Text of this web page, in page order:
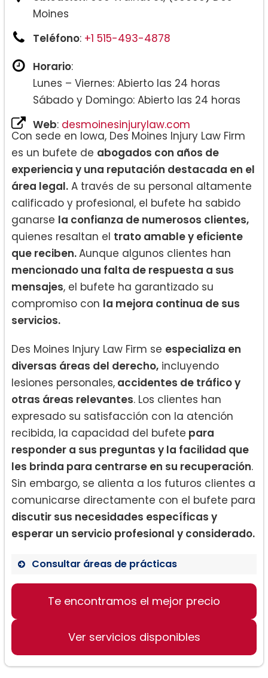
Moines
Teléfono: +1 515-493-4878
Horario:
Lunes – Viernes: Abierto las 24 horas
Sábado y Domingo: Abierto las 24 horas
Web: desmoinesinjurylaw.com
Con sede en Iowa, Des Moines Injury Law Firm
es un bufete de abogados con años de
experiencia y una reputación destacada en el
área legal. A través de su personal altamente
calificado y profesional, el bufete ha sabido
ganarse la confianza de numerosos clientes,
quienes resaltan el trato amable y eficiente
que reciben.Aunque algunos clientes han
mencionado una falta de respuesta a sus
mensajes, el bufete ha garantizado su
compromiso con la mejora continua de sus
servicios.
Des Moines Injury Law Firm se especializa en
diversas áreas del derecho, incluyendo
lesiones personales, accidentes de tráfico y
otras áreas relevantes. Los clientes han
expresado su satisfacción con la atención
recibida, la capacidad del bufete para
responder a sus preguntas y la facilidad que
les brinda para centrarse en su recuperación.
Sin embargo, se alienta a los futuros clientes a
comunicarse directamente con el bufete para
discutir sus necesidades específicas y
esperar un servicio profesional y considerado.
Consultar áreas de prácticas
Lesiones personales
Accidentes de tráfico
Te encontramos el mejor precio
Ver servicios disponibles